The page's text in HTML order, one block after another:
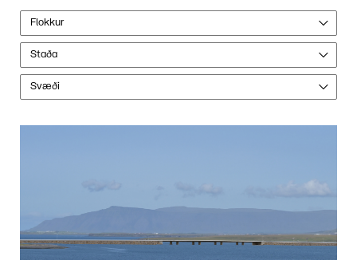
Flokkur
Staða
Svæði